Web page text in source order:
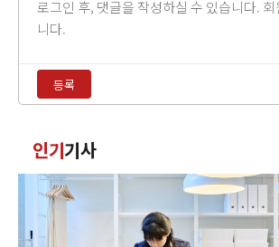
력
등록
글
인기기사